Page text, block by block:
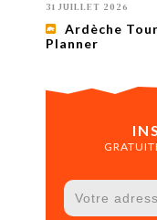
31 JUILLET 2026
Ardèche
Planner